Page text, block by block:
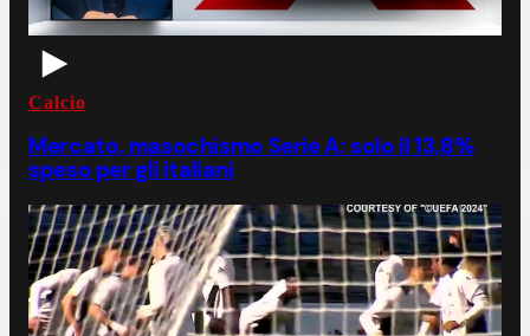
Calcio
Mercato, masochismo Serie A: solo il 13,8%
speso per gli italiani